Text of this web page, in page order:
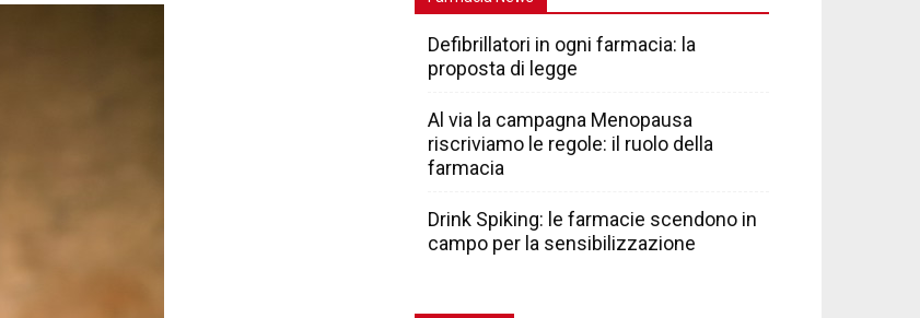
Defibrillatori in ogni farmacia: la
proposta di legge
Al via la campagna Menopausa
riscriviamo le regole: il ruolo della
farmacia
Drink Spiking: le farmacie scendono in
campo per la sensibilizzazione